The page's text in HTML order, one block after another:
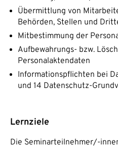
Übermittlung von
Behörden, Stellen und
Mitbestimmung der
Aufbewahrungs- bzw.
Personalaktendaten
Informationspflichten bei
und 14 Datenschutz-
Lernziele
Die Seminarteilnehmer/-